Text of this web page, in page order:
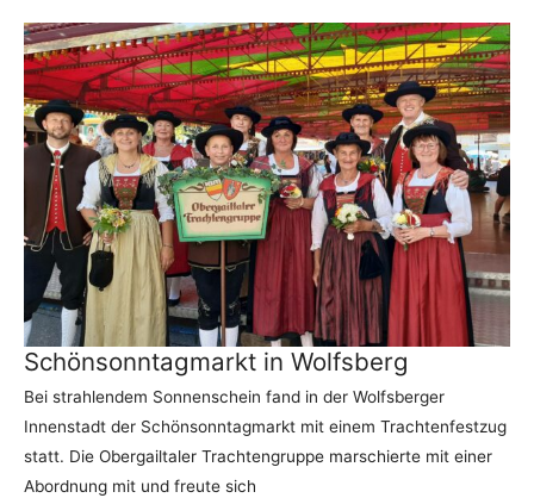
Schönsonntagmarkt in Wolfsberg
Bei strahlendem Sonnenschein fand in der Wolfsberger
Innenstadt der Schönsonntagmarkt mit einem Trachtenfestzug
statt. Die Obergailtaler Trachtengruppe marschierte mit einer
Abordnung mit und freute sich